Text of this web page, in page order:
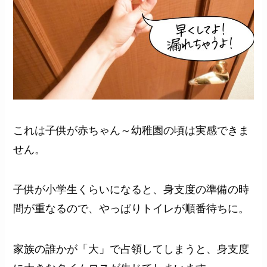
これは子供が赤ちゃん～幼稚園の頃は実感できま
せん。
子供が小学生くらいになると、身支度の準備の時
間が重なるので、やっぱりトイレが順番待ちに。
家族の誰かが「大」で占領してしまうと、身支度